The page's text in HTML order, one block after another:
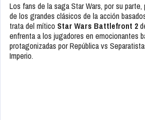
Los fans de la saga Star Wars, por su parte,
de los grandes clásicos de la acción
trata del mítico Star Wars Battlefront 2
enfrenta a los jugadores en emocionantes
protagonizadas por República vs
Imperio.